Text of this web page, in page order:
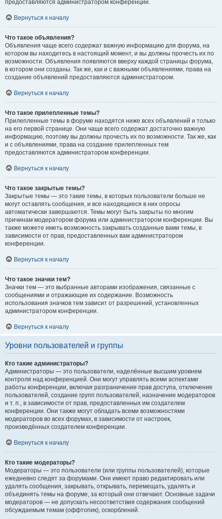
предоставляются администратором конференции.
Вернуться к началу
Что такое объявления?
Объявления чаще всего содержат важную информацию для форума, на
котором вы находитесь в настоящий момент, и вы должны прочесть их по
возможности. Объявления появляются вверху каждой страницы форума,
в котором они созданы. Так же, как и с важными объявлениями, права на
создание объявлений предоставляются администратором.
Вернуться к началу
Что такое прилепленные темы?
Прилепленные темы в форуме находятся ниже всех объявлений и только
на его первой странице. Они чаще всего содержат достаточно важную
информацию, поэтому вы должны прочесть их по возможности. Так же, как
и с объявлениями, права на создание прилепленных тем
предоставляются администратором конференции.
Вернуться к началу
Что такое закрытые темы?
Закрытые темы — это такие темы, в которых пользователи больше не
могут оставлять сообщения, и все находящиеся в них опросы
автоматически завершаются. Темы могут быть закрыты по многим
причинам модератором форума или администратором конференции. Вы
также можете иметь возможность закрывать созданные вами темы, в
зависимости от прав, предоставленных вам администратором
конференции.
Вернуться к началу
Что такое значки тем?
Значки тем — это выбранные авторами изображения, связанные с
сообщениями и отражающие их содержание. Возможность
использования значков тем зависит от разрешений, установленных
администратором конференции.
Вернуться к началу
Уровни пользователей и группы
Кто такие администраторы?
Администраторы — это пользователи, наделённые высшим уровнем
контроля над конференцией. Они могут управлять всеми аспектами
работы конференции, включая разграничение прав доступа, отключение
пользователей, создание групп пользователей, назначение модераторов
и т. п., в зависимости от прав, предоставленных им создателем
конференции. Они также могут обладать всеми возможностями
модераторов во всех форумах, в зависимости от настроек,
произведённых создателем конференции.
Вернуться к началу
Кто такие модераторы?
Модераторы — это пользователи (или группы пользователей), которые
ежедневно следят за форумами. Они имеют право редактировать или
удалять сообщения, закрывать, открывать, перемещать, удалять и
объединять темы на форуме, за который они отвечают. Основные задачи
модераторов — не допускать несоответствия содержания сообщений
обсуждаемым темам (оффтопик), оскорблений.